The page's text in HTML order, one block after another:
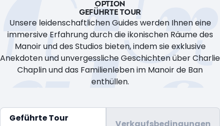
OPTION
GEFÜHRTE TOUR
Unsere leidenschaftlichen Guides werden Ihnen eine
immersive Erfahrung durch die ikonischen Räume des
Manoir und des Studios bieten, indem sie exklusive
Anekdoten und unvergessliche Geschichten über Charlie
Chaplin und das Familienleben im Manoir de Ban
enthüllen.
Geführte Tour